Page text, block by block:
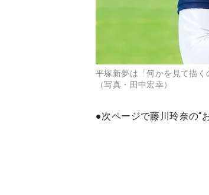
平塚新夢は「何かを見て描
（写真・田中宏幸）
●次ページで藤川玲奈の“